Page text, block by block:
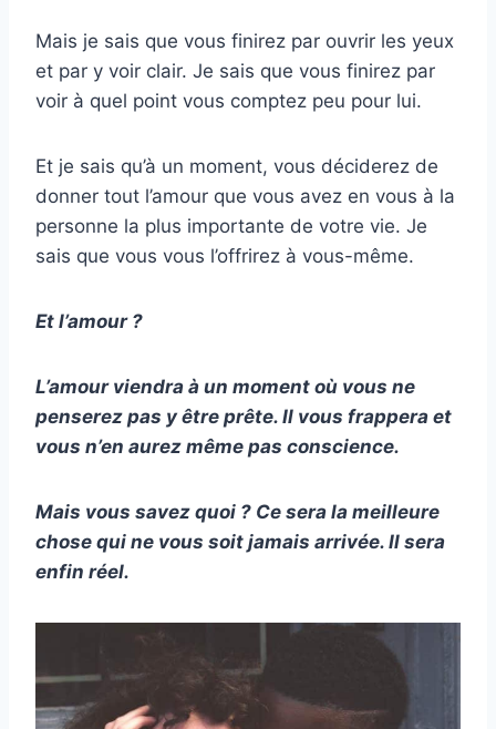
Mais je sais que vous finirez par ouvrir les yeux
et par y voir clair. Je sais que vous finirez par
voir à quel point vous comptez peu pour lui.
Et je sais qu’à un moment, vous déciderez de
donner tout l’amour que vous avez en vous à la
personne la plus importante de votre vie. Je
sais que vous vous l’offrirez à vous-même.
Et l’amour ?
L’amour viendra à un moment où vous ne
penserez pas y être prête. Il vous frappera et
vous n’en aurez même pas conscience.
Mais vous savez quoi ? Ce sera la meilleure
chose qui ne vous soit jamais arrivée. Il sera
enfin réel.